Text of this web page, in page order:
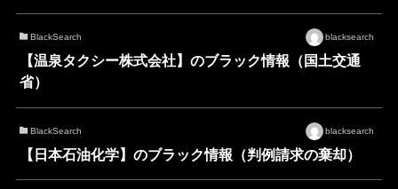
BlackSearch blacksearch
【温泉タクシー株式会社】のブラック情報（国土交通
省）
BlackSearch blacksearch
【日本石油化学】のブラック情報（判例請求の棄却）